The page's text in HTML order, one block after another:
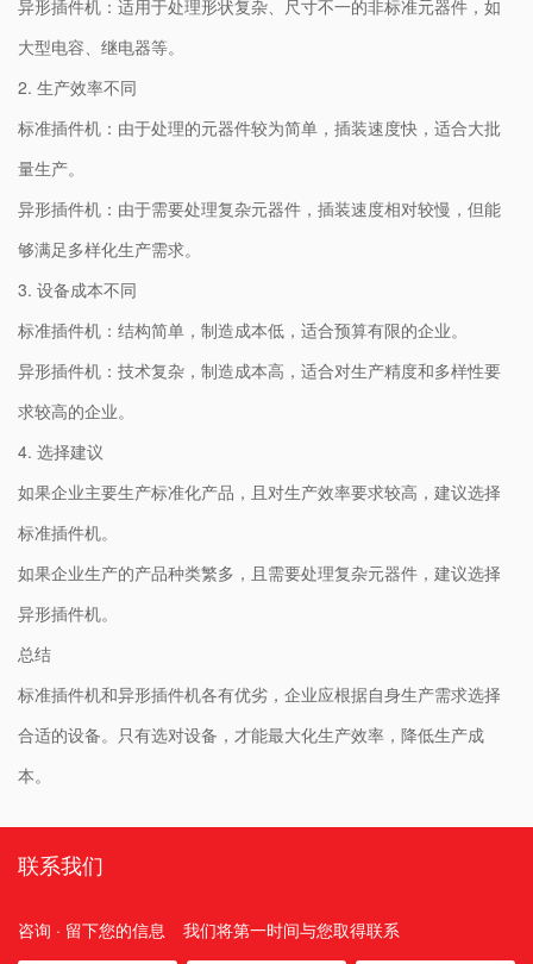
异形插件机：适用于处理形状复杂、尺寸不一的非标准元器件，如
大型电容、继电器等。
2. 生产效率不同
标准插件机：由于处理的元器件较为简单，插装速度快，适合大批
量生产。
异形插件机：由于需要处理复杂元器件，插装速度相对较慢，但能
够满足多样化生产需求。
3. 设备成本不同
标准插件机：结构简单，制造成本低，适合预算有限的企业。
异形插件机：技术复杂，制造成本高，适合对生产精度和多样性要
求较高的企业。
4. 选择建议
如果企业主要生产标准化产品，且对生产效率要求较高，建议选择
标准插件机。
如果企业生产的产品种类繁多，且需要处理复杂元器件，建议选择
异形插件机。
总结
标准插件机和异形插件机各有优劣，企业应根据自身生产需求选择
合适的设备。只有选对设备，才能最大化生产效率，降低生产成
本。
联系我们
咨询 · 留下您的信息 我们将第一时间与您取得联系